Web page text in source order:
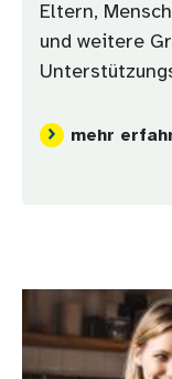
Eltern,
und weitere
mehr
Bild